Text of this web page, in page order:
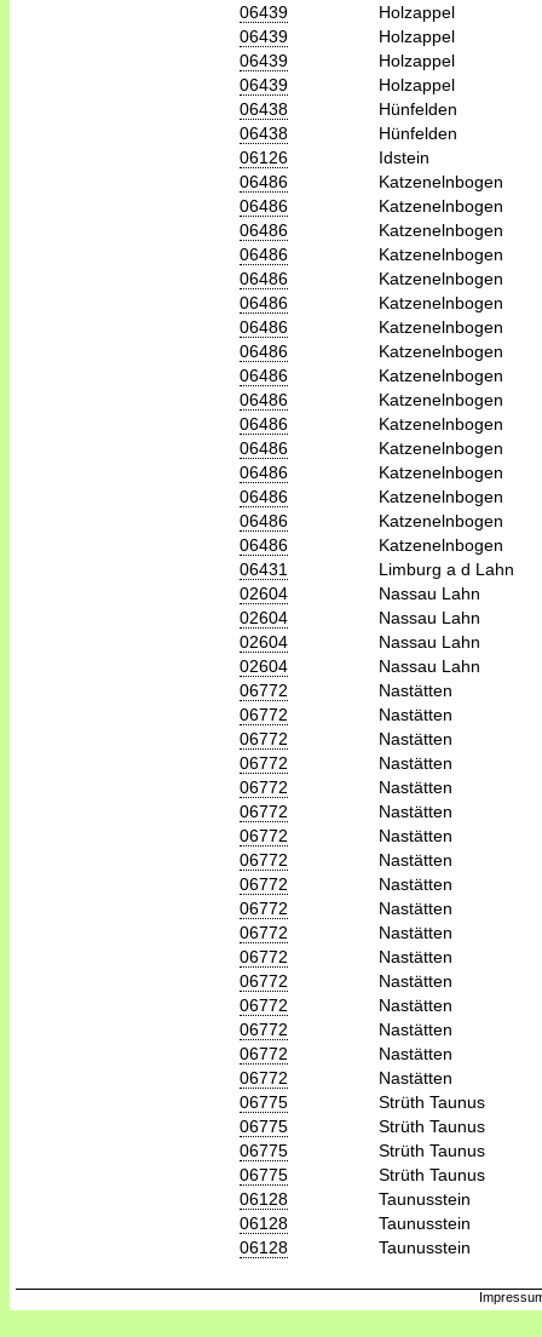
06439
Holzappel
06439
Holzappel
06439
Holzappel
06439
Holzappel
06438
Hünfelden
06438
Hünfelden
06126
Idstein
06486
Katzenelnbogen
06486
Katzenelnbogen
06486
Katzenelnbogen
06486
Katzenelnbogen
06486
Katzenelnbogen
06486
Katzenelnbogen
06486
Katzenelnbogen
06486
Katzenelnbogen
06486
Katzenelnbogen
06486
Katzenelnbogen
06486
Katzenelnbogen
06486
Katzenelnbogen
06486
Katzenelnbogen
06486
Katzenelnbogen
06486
Katzenelnbogen
06486
Katzenelnbogen
06431
Limburg a d Lahn
02604
Nassau Lahn
02604
Nassau Lahn
02604
Nassau Lahn
02604
Nassau Lahn
06772
Nastätten
06772
Nastätten
06772
Nastätten
06772
Nastätten
06772
Nastätten
06772
Nastätten
06772
Nastätten
06772
Nastätten
06772
Nastätten
06772
Nastätten
06772
Nastätten
06772
Nastätten
06772
Nastätten
06772
Nastätten
06772
Nastätten
06772
Nastätten
06772
Nastätten
06775
Strüth Taunus
06775
Strüth Taunus
06775
Strüth Taunus
06775
Strüth Taunus
06128
Taunusstein
06128
Taunusstein
06128
Taunusstein